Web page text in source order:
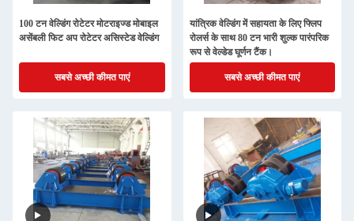
100 टन वेल्डिंग रोटेटर मोटराइज्ड मोबाइल
असेंबली फिट अप रोटेटर असिस्टेड वेल्डिंग
सबसे अच्छी कीमत पाएं
यांत्रिक वेल्डिंग में सहायता के लिए फ्लिप
रोलर्स के साथ 80 टन भारी शुल्क पारंपरिक
रूप से वेल्डेड घूर्णन टैंक।
सबसे अच्छी कीमत पाएं